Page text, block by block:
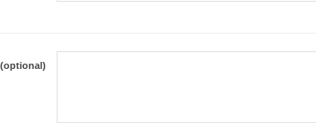
(optional)